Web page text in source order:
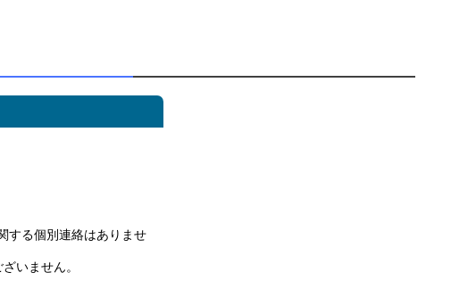
refrain from posting comments that may offend performers or
する個別連絡はありませ
いません。